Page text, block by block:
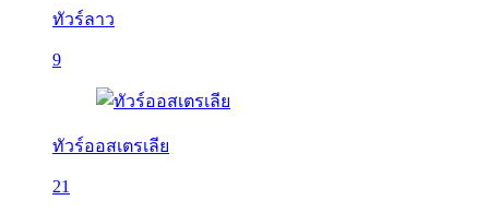
ทัวร์ลาว
9
ทัวร์ออสเตรเลีย
21